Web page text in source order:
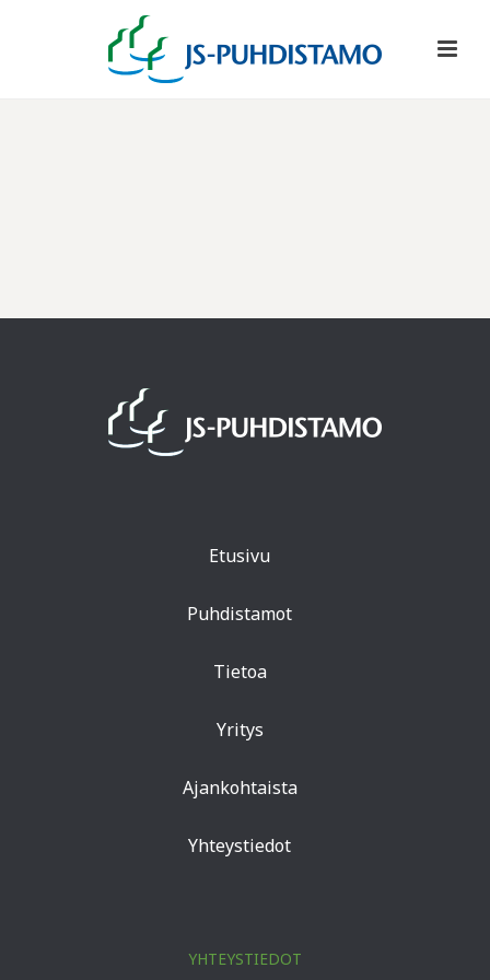
Etusivu
Puhdistamot
Tietoa
Yritys
Ajankohtaista
Yhteystiedot
YHTEYSTIEDOT